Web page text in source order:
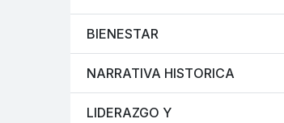
BIENESTAR
NARRATIVA HISTORICA
LIDERAZGO Y